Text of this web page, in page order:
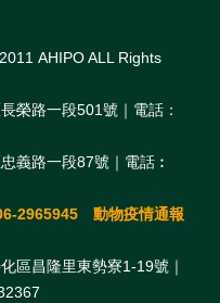
AHIPO ALL Rights
榮路一段501號｜電話：
義路一段87號｜電話︰
2965945 動物疫情通報
區昌隆里東勢寮1-19號｜